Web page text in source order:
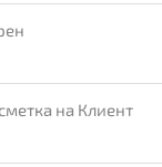
на Клиент